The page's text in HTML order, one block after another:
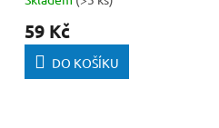
59 Kč
DO KOŠÍKU